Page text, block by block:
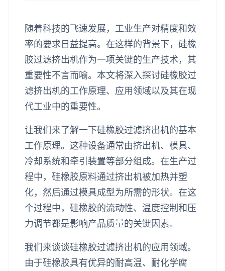
随着科技的飞速发展，工业生产对精度和效
率的要求日益提高。在这样的背景下，硅橡
胶过滤挤出机作为一项关键的生产技术，其
重要性不言而喻。本文将深入探讨硅橡胶过
滤挤出机的工作原理、应用领域以及其在现
代工业中的重要性。
让我们来了解一下硅橡胶过滤挤出机的基本
工作原理。这种设备通常由挤出机、模具、
冷却系统和牵引装置等部分组成。在生产过
程中，硅橡胶原料通过挤出机被加热并塑
化，然后通过模具成型为所需的形状。在这
个过程中，硅橡胶的流动性、温度控制和压
力调节都是影响产品质量的关键因素。
我们来谈谈硅橡胶过滤挤出机的应用领域。
由于硅橡胶具有优异的耐高温、耐化学腐